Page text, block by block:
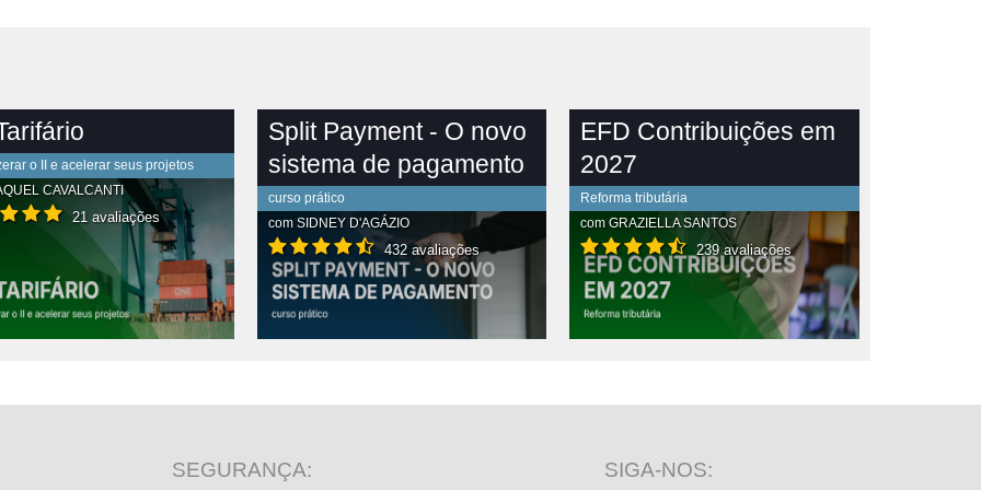
o II e acelerar seus projetos
CAVALCANTI
21 avaliações
Split Payment - O novo
sistema de pagamento
curso prático
com SIDNEY D'AGÁZIO
432 avaliações
CONTEÚDO COMPLETO
EFD Contribuições em
2027
Reforma tributária
comGRAZIELLA SANTOS
239 avaliações
VER CONTEÚDO COMPLETO
SEGURANÇA: SIGA-NOS: